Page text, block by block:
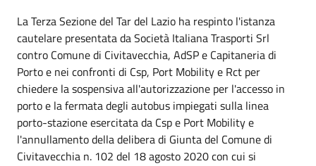
La Terza Sezione del Tar del Lazio ha respinto l'istanza
cautelare presentata da Società Italiana Trasporti Srl
contro Comune di Civitavecchia, AdSP e Capitaneria di
Porto e nei confronti di Csp, Port Mobility e Rct per
chiedere la sospensiva all'autorizzazione per l'accesso in
porto e la fermata degli autobus impiegati sulla linea
porto-stazione esercitata da Csp e Port Mobility e
l'annullamento della delibera di Giunta del Comune di
Civitavecchia n. 102 del 18 agosto 2020 con cui si